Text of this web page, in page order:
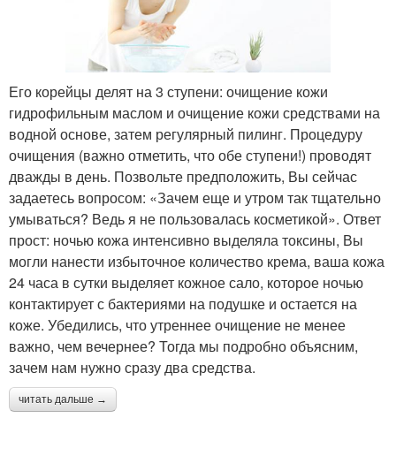
Его корейцы делят на 3 ступени: очищение кожи
гидрофильным маслом и очищение кожи средствами на
водной основе, затем регулярный пилинг. Процедуру
очищения (важно отметить, что обе ступени!) проводят
дважды в день. Позвольте предположить, Вы сейчас
задаетесь вопросом: «Зачем еще и утром так тщательно
умываться? Ведь я не пользовалась косметикой». Ответ
прост: ночью кожа интенсивно выделяла токсины, Вы
могли нанести избыточное количество крема, ваша кожа
24 часа в сутки выделяет кожное сало, которое ночью
контактирует с бактериями на подушке и остается на
коже. Убедились, что утреннее очищение не менее
важно, чем вечернее? Тогда мы подробно объясним,
зачем нам нужно сразу два средства.
читать дальше →